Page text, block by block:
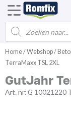
Ga
naar
de
inhoud
Producten
zoekenVoegmortel
Home/Webshop/
TerraMaxx TSL 2XL
GutJahr
Art. nr:G 10021220